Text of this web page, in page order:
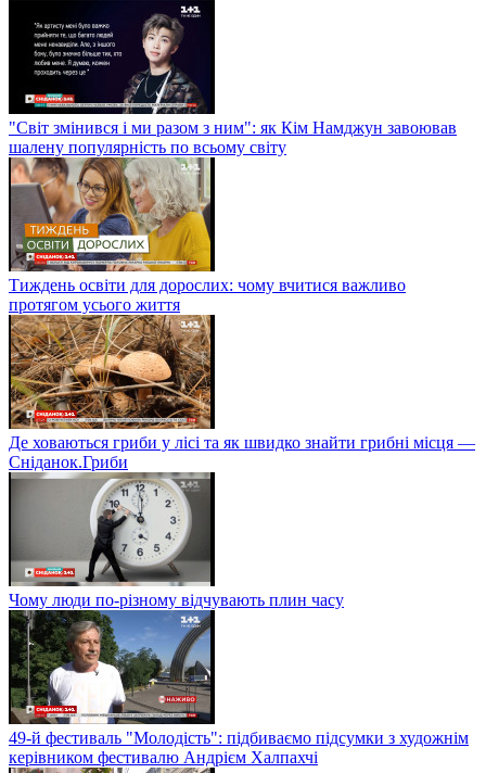
"Світ змінився і ми разом з ним": як Кім Намджун завоював
шалену популярність по всьому світу
Тиждень освіти для дорослих: чому вчитися важливо
протягом усього життя
Де ховаються гриби у лісі та як швидко знайти грибні місця —
Сніданок.Гриби
Чому люди по-різному відчувають плин часу
49-й фестиваль "Молодість": підбиваємо підсумки з художнім
керівником фестивалю Андрієм Халпахчі